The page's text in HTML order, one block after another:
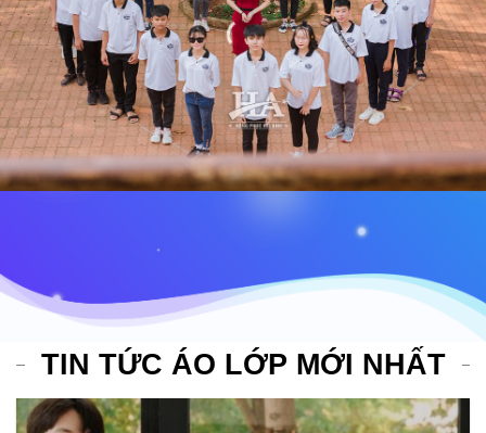
TIN TỨC ÁO LỚP MỚI NHẤT